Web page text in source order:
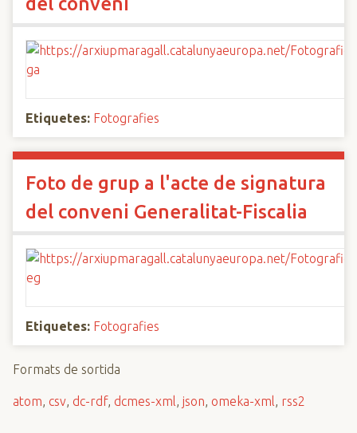
Etiquetes: Fotografies
Foto de grup a l'acte de signatura
del conveni Generalitat-Fiscalia
Etiquetes: Fotografies
Formats de sortida
atom, csv, dc-rdf, dcmes-xml, json, omeka-xml, rss2